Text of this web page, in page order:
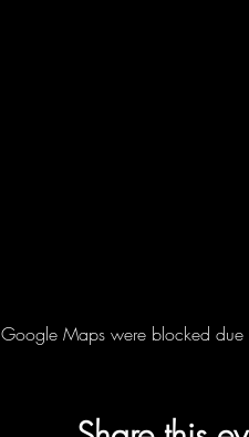
Google Maps were blocked due